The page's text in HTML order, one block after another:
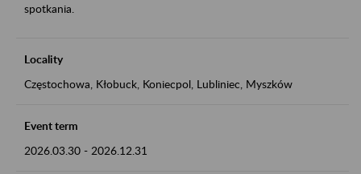
spotkania.
Locality
Częstochowa, Kłobuck, Koniecpol, Lubliniec, Myszków
Event term
2026.03.30 - 2026.12.31